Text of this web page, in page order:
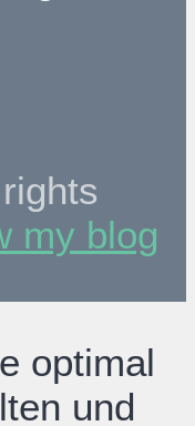
my blog
optimal
und